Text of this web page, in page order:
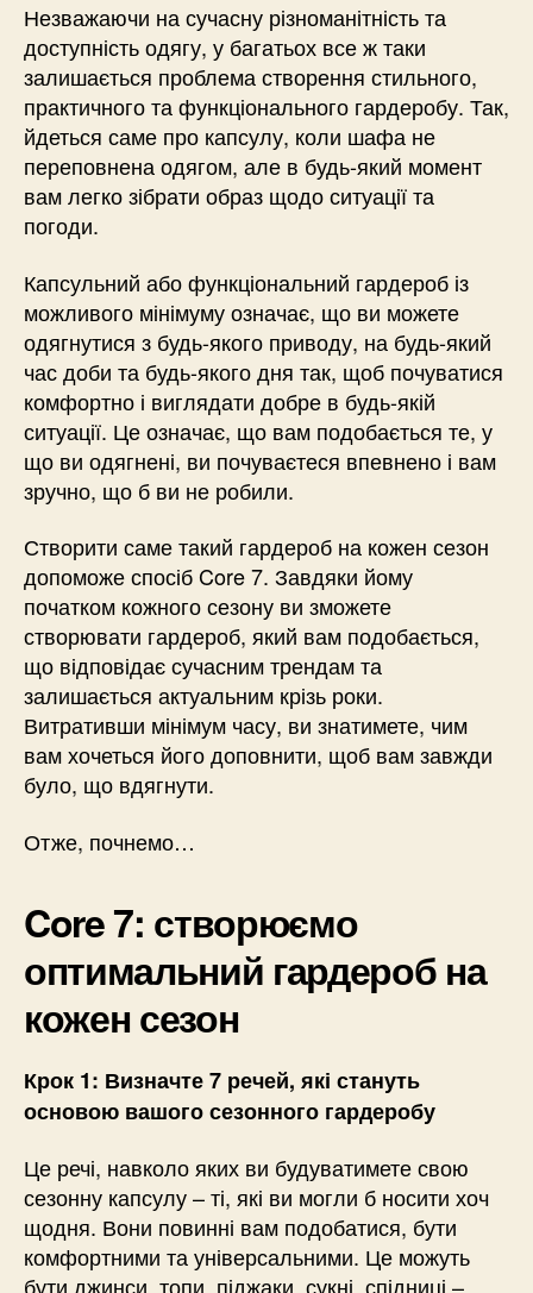
Незважаючи на сучасну різноманітність та
доступність одягу, у багатьох все ж таки
залишається проблема створення стильного,
практичного та функціонального гардеробу. Так,
йдеться саме про капсулу, коли шафа не
переповнена одягом, але в будь-який момент
вам легко зібрати образ щодо ситуації та
погоди.
Капсульний або функціональний гардероб із
можливого мінімуму означає, що ви можете
одягнутися з будь-якого приводу, на будь-який
час доби та будь-якого дня так, щоб почуватися
комфортно і виглядати добре в будь-якій
ситуації. Це означає, що вам подобається те, у
що ви одягнені, ви почуваєтеся впевнено і вам
зручно, що б ви не робили.
Створити саме такий гардероб на кожен сезон
допоможе спосіб Core 7. Завдяки йому
початком кожного сезону ви зможете
створювати гардероб, який вам подобається,
що відповідає сучасним трендам та
залишається актуальним крізь роки.
Витративши мінімум часу, ви знатимете, чим
вам хочеться його доповнити, щоб вам завжди
було, що вдягнути.
Отже, почнемо…
Core 7: створюємо
оптимальний гардероб на
кожен сезон
Крок 1: Визначте 7 речей, які стануть
основою вашого сезонного гардеробу
Це речі, навколо яких ви будуватимете свою
сезонну капсулу – ті, які ви могли б носити хоч
щодня. Вони повинні вам подобатися, бути
комфортними та універсальними. Це можуть
бути джинси, топи, піджаки, сукні, спідниці –